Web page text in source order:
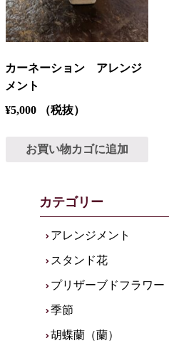
カーネーション アレンジ
メント
¥5,000 （税抜）
お買い物カゴに追加
カテゴリー
アレンジメント
スタンド花
プリザーブドフラワー
季節
胡蝶蘭（蘭）